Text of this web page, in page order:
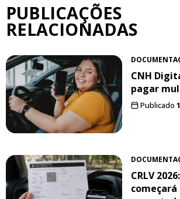
PUBLICAÇÕES
RELACIONADAS
CNH
pagar
Publicado
CRLV